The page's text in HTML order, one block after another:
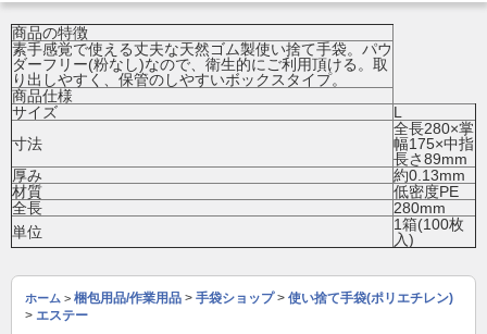
商品の特徴
素手感覚で使える丈夫な天然ゴム製使い捨て手袋。パウ
ダーフリー(粉なし)なので、衛生的にご利用頂ける。取
り出しやすく、保管のしやすいボックスタイプ。
商品仕様
サイズ
L
寸法
全長280×掌
幅175×中指
長さ89mm
厚み
約0.13mm
材質
低密度PE
全長
280mm
単位
1箱(100枚
入)
ホーム > 梱包用品/作業用品 > 手袋ショップ> 使い捨て手袋(ポリエチレン)
> エステー